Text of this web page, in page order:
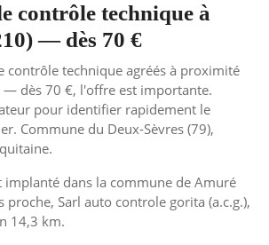
contrôle technique à
— dès 70 €
contrôle technique agréés à proximité
— dès 70 €, l'offre est importante.
pour identifier rapidement le
Commune du Deux-Sèvres (79),
implanté dans la commune de Amuré
proche, Sarl auto controle gorita (a.c.g.),
14,3 km.